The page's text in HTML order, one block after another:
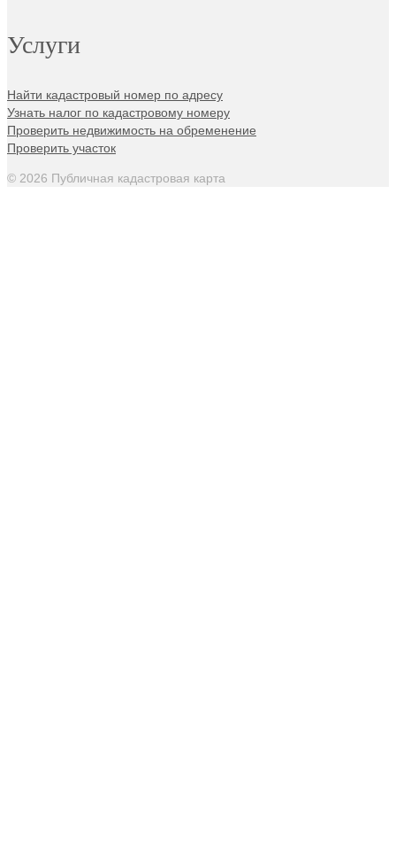
Услуги
Найти кадастровый номер по адресу
Узнать налог по кадастровому номеру
Проверить недвижимость на обременение
Проверить участок
© 2026 Публичная кадастровая карта